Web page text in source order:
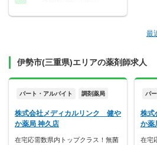
最
伊勢市(三重県)エリアの薬剤師求人
パート・アルバイト 調剤薬局
株式会社メディカルリンク 健や
か薬局 神久店
在宅応需数県内トップクラス！無菌
パ
株式
か薬
在宅